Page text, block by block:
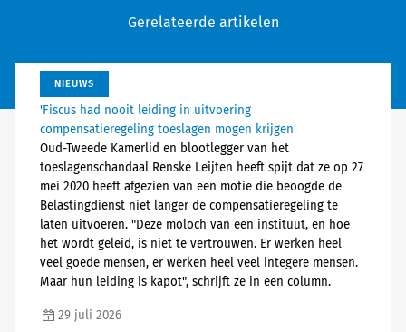
Gerelateerde artikelen
NIEUWS
'Fiscus had nooit leiding in uitvoering
compensatieregeling toeslagen mogen krijgen'
Oud-Tweede Kamerlid en blootlegger van het
toeslagenschandaal Renske Leijten heeft spijt dat ze op 27
mei 2020 heeft afgezien van een motie die beoogde de
Belastingdienst niet langer de compensatieregeling te
laten uitvoeren. "Deze moloch van een instituut, en hoe
het wordt geleid, is niet te vertrouwen. Er werken heel
veel goede mensen, er werken heel veel integere mensen.
Maar hun leiding is kapot", schrijft ze in een column.
29 juli 2026